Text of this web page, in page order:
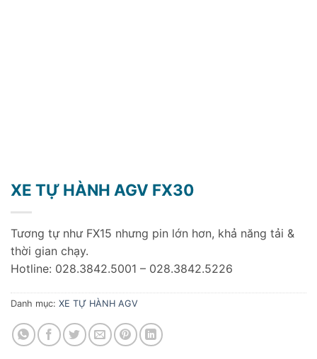
XE TỰ HÀNH AGV FX30
Tương tự như FX15 nhưng pin lớn hơn, khả năng tải &
thời gian chạy.
Hotline: 028.3842.5001 – 028.3842.5226
Danh mục: XE TỰ HÀNH AGV